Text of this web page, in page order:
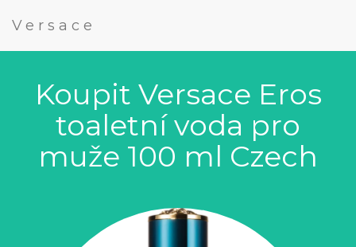
Versace
Koupit Versace Eros
toaletní voda pro
muže 100 ml Czech